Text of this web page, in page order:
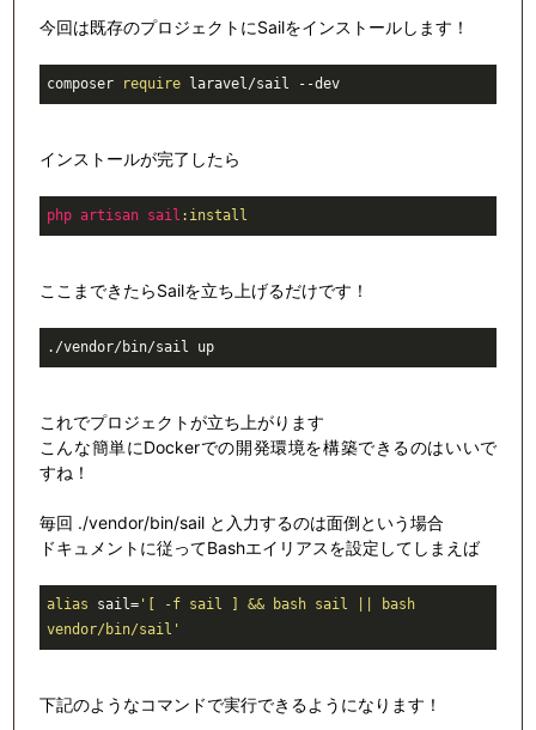
今回は既存のプロジェクトにSailをインストールします！
composer require laravel/sail --dev
インストールが完了したら
php artisan sail :install
ここまできたらSailを立ち上げるだけです！
. /vendor/bin/sail up
これでプロジェクトが立ち上がります
こんな簡単にDockerでの開発環境を構築できるのはいいで
すね！
毎回 ./vendor/bin/sail と入力するのは面倒という場合
ドキュメントに従ってBashエイリアスを設定してしまえば
alias sail='[ -f sail ] && bash sail || bash
vendor/bin/sail'
下記のようなコマンドで実行できるようになります！